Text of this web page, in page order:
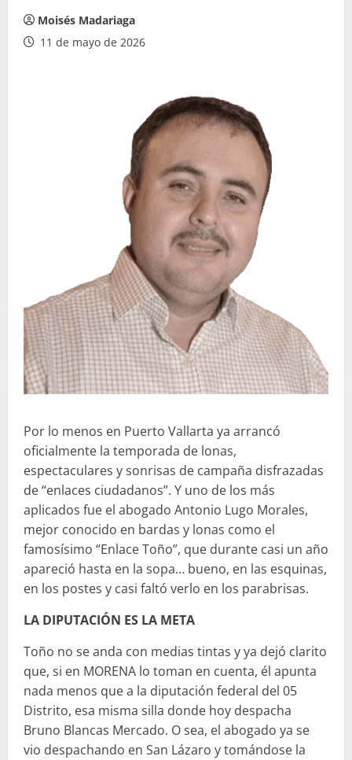
Moisés Madariaga
11 de mayo de 2026
Por lo menos en Puerto Vallarta ya arrancó
oficialmente la temporada de lonas,
espectaculares y sonrisas de campaña disfrazadas
de “enlaces ciudadanos”. Y uno de los más
aplicados fue el abogado Antonio Lugo Morales,
mejor conocido en bardas y lonas como el
famosísimo “Enlace Toño”, que durante casi un año
apareció hasta en la sopa… bueno, en las esquinas,
en los postes y casi faltó verlo en los parabrisas.
LA DIPUTACIÓN ES LA META
Toño no se anda con medias tintas y ya dejó clarito
que, si en MORENA lo toman en cuenta, él apunta
nada menos que a la diputación federal del 05
Distrito, esa misma silla donde hoy despacha
Bruno Blancas Mercado. O sea, el abogado ya se
vio despachando en San Lázaro y tomándose la